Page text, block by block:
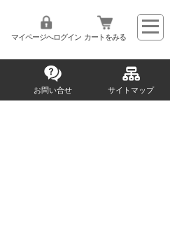
マイページへログイン カートをみる
お問い合せ サイトマップ